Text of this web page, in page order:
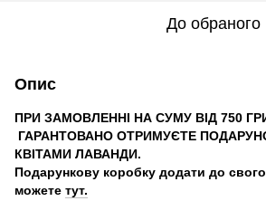
До обраного
Опис
ПРИ ЗАМОВЛЕННІ НА СУМУ ВІД 750
ГАРАНТОВАНО ОТРИМУЄТЕ
КВІТАМИ ЛАВАНДИ.
Подарункову коробку додати до
можете тут.